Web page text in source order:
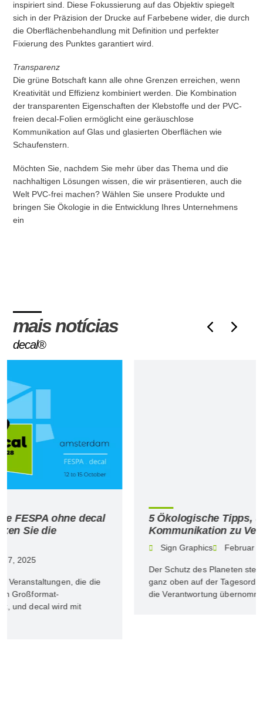
inspiriert sind. Diese Fokussierung auf das Objektiv spiegelt
sich in der Präzision der Drucke auf Farbebene wider, die durch
die Oberflächenbehandlung mit Definition und perfekter
Fixierung des Punktes garantiert wird.
Transparenz
Die grüne Botschaft kann alle ohne Grenzen erreichen, wenn
Kreativität und Effizienz kombiniert werden. Die Kombination
der transparenten Eigenschaften der Klebstoffe und der PVC-
freien decal-Folien ermöglicht eine geräuschlose
Kommunikation auf Glas und glasierten Oberflächen wie
Schaufenstern.
Möchten Sie, nachdem Sie mehr über das Thema und die
nachhaltigen Lösungen wissen, die wir präsentieren, auch die
Welt PVC-frei machen? Wählen Sie unsere Produkte und
bringen Sie Ökologie in die Entwicklung Ihres Unternehmens
ein
mais notícias
decal®
5 Ökologische Tipps, um Produktion und
Kommunikation zu Verbessern
Februar 7, 2025
Der Schutz des Planeten steht bei vielen Unternehmen
ganz oben auf der Tagesordnung. Viele haben bereits
die Verantwortung übernommen, ihre…